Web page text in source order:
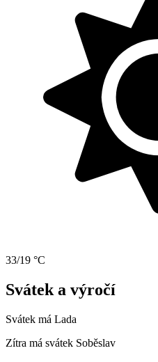
33/19 °C
Svátek a výročí
Svátek má Lada
Zítra má svátek Soběslav